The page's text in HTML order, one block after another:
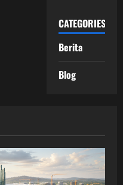
CATEGORIES
Berita
Blog